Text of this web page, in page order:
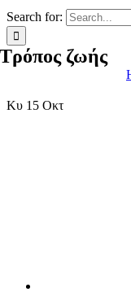
Search for:
Τρόπος ζωής
Κυ 15 Οκτ